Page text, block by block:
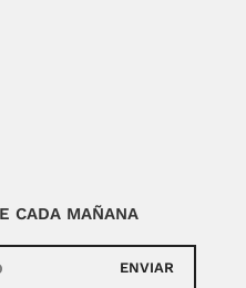
CADA MAÑANA
ENVIAR